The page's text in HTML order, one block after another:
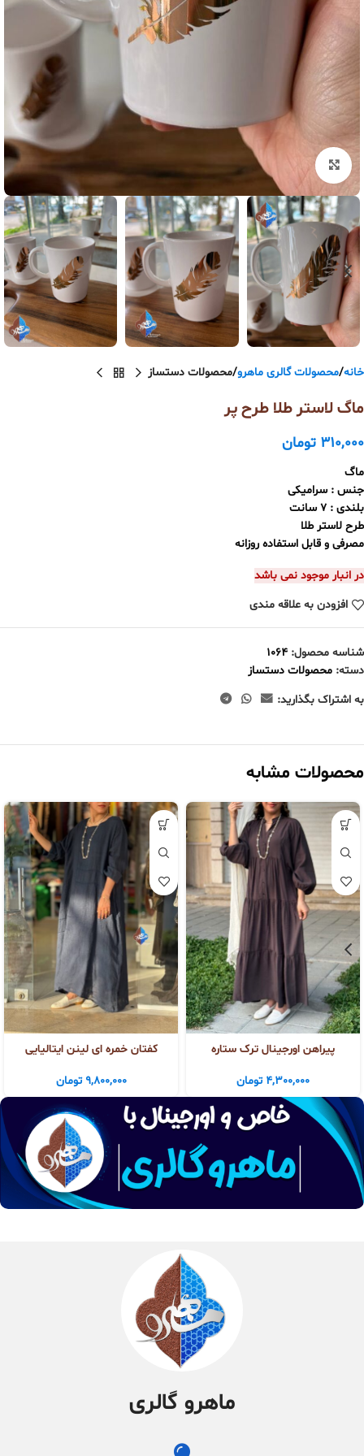
بزرگنمایی تصویر
خانه محصولات گالری ماهرو محصولات دستساز
ماگ لاستر طلا طرح پر
310,000 تومان
ماگ
جنس : سرامیکی
بلندی : 7 سانت
طرح لاستر طلا
مصرفی و قابل استفاده روزانه
در انبار موجود نمی باشد
افزودن به علاقه مندی
شناسه محصول: 1064
دسته: محصولات دستساز
به اشتراک بگذارید:
محصولات مشابه
پیراهن اورجینال ترک ستاره
4,300,000 تومان
کفتان خمره ای لینن ایتالیایی
9,800,000 تومان
ماهرو گالری